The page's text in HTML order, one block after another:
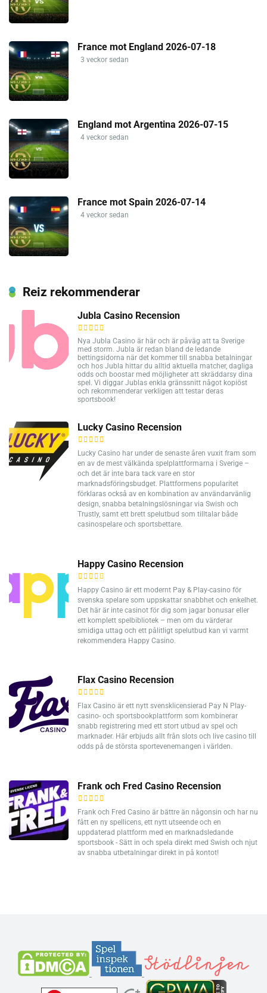
France mot England 2026-07-18
3 veckor sedan
England mot Argentina 2026-07-15
4 veckor sedan
France mot Spain 2026-07-14
4 veckor sedan
Reiz rekommenderar
Jubla Casino Recension
Nya Jubla Casino är här och är påväg att ta Sverige
med storm. Jubla är redan bland de ledande
bettingsidorna när det kommer till snabba betalningar
och hos Jubla hittar du alltid aktuella matcher, dagliga
odds och boostar med möjligheter att skräddarsy dina
spel. Vi diggar Jublas enkla gränssnitt något kopiöst
och rekommenderar verkligen att testar deras
sportsbook!
Lucky Casino Recension
Lucky Casino har under de senaste åren vuxit fram som
en av de mest välkända spelplattformarna i Sverige –
och det är inte bara tack vare en stor
marknadsföringsbudget. Plattformens popularitet
förklaras också av en kombination av användarvänlig
design, snabba betalningslösningar via Swish och
Trustly, samt ett brett spelutbud som tilltalar både
casinospelare och sportsbettare.
Happy Casino Recension
Happy Casino är ett modernt Pay & Play-casino för
svenska spelare som uppskattar snabbhet och enkelhet.
Det här är inte casinot för dig som jagar bonusar eller
ett komplett spelbibliotek – men om du värderar
smidiga uttag och ett pålitligt spelutbud kan vi varmt
rekommendera Happy Casino.
Flax Casino Recension
Flax Casino är ett nytt svensklicensierad Pay N Play-
casino- och sportsbookplattform som kombinerar
snabb registrering med ett stort utbud av spel och
marknader. Här erbjuds allt från slots och live casino till
odds på de största sportevenemangen i världen.
Frank och Fred Casino Recension
Frank och Fred Casino är bättre än någonsin och har nu
fått en ny spellicens, ett nytt utseende och en
uppdaterad plattform med en marknadsledande
sportsbook - Sätt in och spela direkt med Swish och njut
av snabba utbetalningar direkt in på kontot!